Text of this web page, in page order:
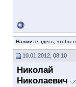
Нажмите здесь, чтобы
10.01.2012, 08:10
Николай
Николаевич